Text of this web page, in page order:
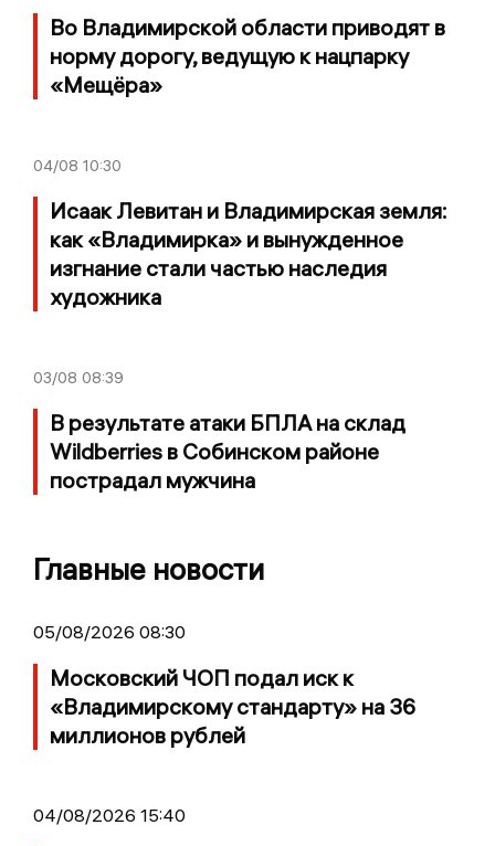
Во Владимирской области приводят в
норму дорогу, ведущую к нацпарку
«Мещёра»
04/08 10:30
Исаак Левитан и Владимирская земля:
как «Владимирка» и вынужденное
изгнание стали частью наследия
художника
03/08 08:39
В результате атаки БПЛА на склад
Wildberries в Собинском районе
пострадал мужчина
Главные новости
05/08/2026 08:30
Московский ЧОП подал иск к
«Владимирскому стандарту» на 36
миллионов рублей
04/08/2026 15:40